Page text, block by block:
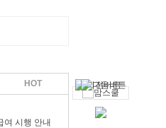
HOT
여 시행 안내